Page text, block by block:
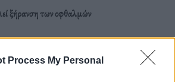
Process My Personal
ξήρανση των οφθαλμών
μπορούν να προκληθούν
συμπεριλαμβανομένου